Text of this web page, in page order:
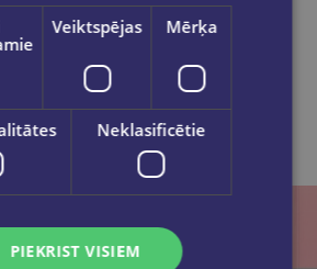
Veiktspējas Mērķa
Neklasificētie
PIEKRIST VISIEM